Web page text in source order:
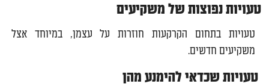
טעויות נפוצות של משקיעים
טעויות בתחום הקרקעות חוזרות על עצמן, במיוחד אצל
משקיעים חדשים.
טעויות שכדאי להימנע מהן